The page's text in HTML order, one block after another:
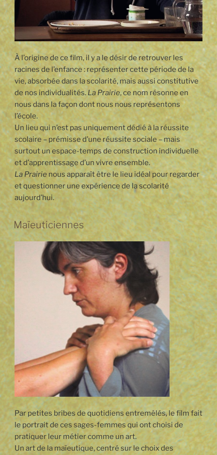
À l’origine de ce film, il y a le désir de retrouver les
racines de l’enfance : représenter cette période de la
vie, absorbée dans la scolarité, mais aussi constitutive
de nos individualités. La Prairie, ce nom résonne en
nous dans la façon dont nous nous représentons
l’école.
Un lieu qui n’est pas uniquement dédié à la réussite
scolaire – prémisse d’une réussite sociale – mais
surtout un espace-temps de construction individuelle
et d’apprentissage d’un vivre ensemble.
La Prairie nous apparaît être le lieu idéal pour regarder
et questionner une expérience de la scolarité
aujourd’hui.
Maïeuticiennes
Par petites bribes de quotidiens entremêlés, le film fait
le portrait de ces sages-femmes qui ont choisi de
pratiquer leur métier comme un art.
Un art de la maïeutique, centré sur le choix des